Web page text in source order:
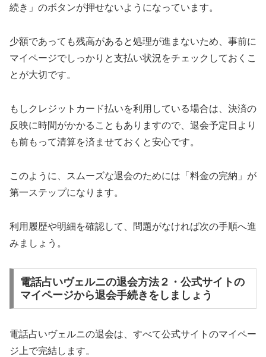
続き」のボタンが押せないようになっています。
少額であっても残高があると処理が進まないため、事前に
マイページでしっかりと支払い状況をチェックしておくこ
とが大切です。
もしクレジットカード払いを利用している場合は、決済の
反映に時間がかかることもありますので、退会予定日より
も前もって清算を済ませておくと安心です。
このように、スムーズな退会のためには「料金の完納」が
第一ステップになります。
利用履歴や明細を確認して、問題がなければ次の手順へ進
みましょう。
電話占いヴェルニの退会方法２・公式サイトの
マイページから退会手続きをしましょう
電話占いヴェルニの退会は、すべて公式サイトのマイペー
ジ上で完結します。